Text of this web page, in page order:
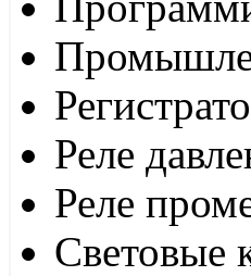
Реле
Реле
Световые